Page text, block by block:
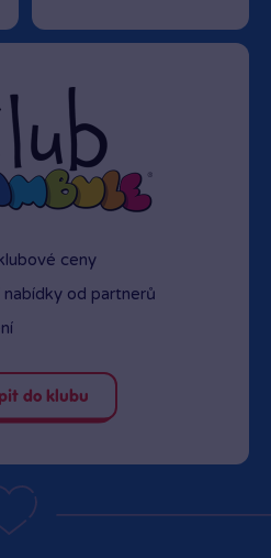
ceny
nabídky od partnerů
do klubu